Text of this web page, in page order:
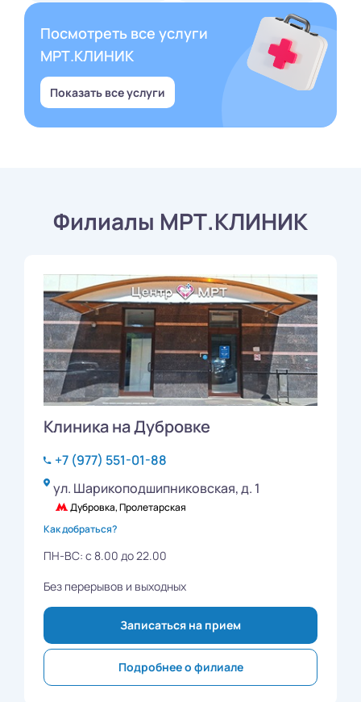
Посмотреть все услуги
МРТ.КЛИНИК
Показать все услуги
Филиалы МРТ.КЛИНИК
Клиника на Дубровке
+7 (977) 551-01-88
ул. Шарикоподшипниковская, д. 1
Дубровка, Пролетарская
Как добраться?
ПН-ВС: с 8.00 до 22.00
Без перерывов и выходных
Записаться на прием
Подробнее о филиале